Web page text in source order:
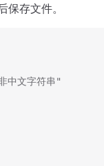
存文件。
中文字符串"